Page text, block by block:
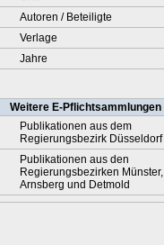
Autoren / Beteiligte
Verlage
Jahre
Weitere E-Pflichtsammlungen
Publikationen aus dem
Regierungsbezirk Düsseldorf
Publikationen aus den
Regierungsbezirken Münster,
Arnsberg und Detmold